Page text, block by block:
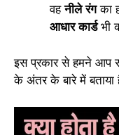
वहनीले रंगका
आधार कार्डभी
इस प्रकार से हमने आप
के अंतर के बारे में बताया